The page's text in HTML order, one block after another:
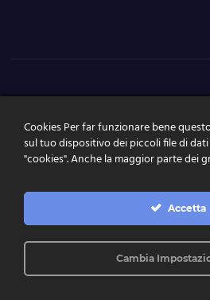
o.it
Proudly powered by WordPress|
Cookies Per far funzionare bene
sul tuo dispositivo dei piccoli file di
"cookies". Anche la maggior parte dei
Accetta
Cambia